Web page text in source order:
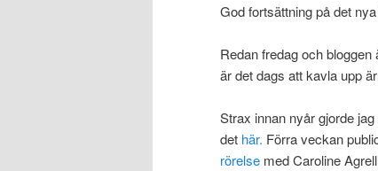
God fortsättning på det
Redan fredag och
är det dags att kavla upp
Strax innan nyår gjorde
det här. Förra veckan
rörelse med Caroline